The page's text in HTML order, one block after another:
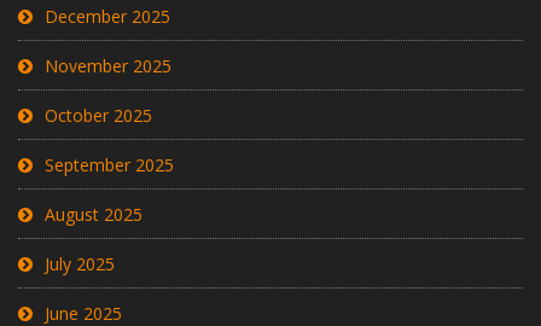
December 2025
November 2025
October 2025
September 2025
August 2025
July 2025
June 2025